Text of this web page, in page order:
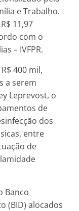
e Trabalho.
11,97
com o
– IVFPR.
400 mil,
a serem
Leprevost, o
de
dos
entre
de
Banco
(BID) alocados